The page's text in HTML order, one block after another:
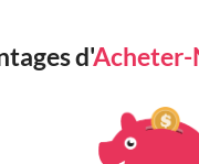
d'Acheter-